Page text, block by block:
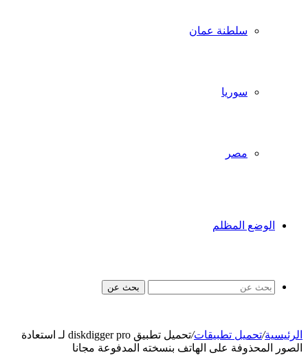
سلطنة عمان
سوريا
مصر
الوضع المظلم
بحث عن
الرئيسية/تحميل تطبيقات/
تحميل تطبيق diskdigger pro لـ استعادة
الصور المحذوفة على الهاتف بنسخته المدفوعة مجانا